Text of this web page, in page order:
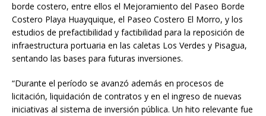
borde costero, entre ellos el Mejoramiento del Paseo Borde
Costero Playa Huayquique, el Paseo Costero El Morro, y los
estudios de prefactibilidad y factibilidad para la reposición de
infraestructura portuaria en las caletas Los Verdes y Pisagua,
sentando las bases para futuras inversiones.
“Durante el período se avanzó además en procesos de
licitación, liquidación de contratos y en el ingreso de nuevas
iniciativas al sistema de inversión pública. Un hito relevante fue